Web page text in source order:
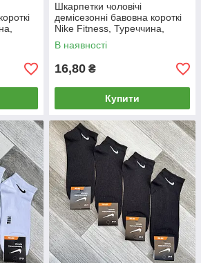
Шкарпетки чоловічі
демісезонні бавовна короткі
Nike Fitness, Туреччина,
розмір 41-45, асорті, 05019
В наявності
16,80 ₴
Купити